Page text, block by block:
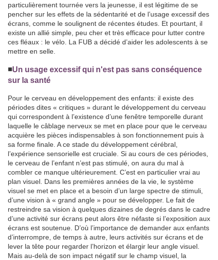
particulièrement tournée vers la jeunesse, il est légitime de se
pencher sur les effets de la sédentarité et de l’usage excessif des
écrans, comme le soulignent de récentes études. Et pourtant, il
existe un allié simple, peu cher et très efficace pour lutter contre
ces fléaux : le vélo. La FUB a décidé d’aider les adolescents à se
mettre en selle.
◾️Un usage excessif qui n'est pas sans conséquence
sur la santé
Pour le cerveau en développement des enfants: il existe des
périodes dites « critiques » durant le développement du cerveau
qui correspondent à l’existence d’une fenêtre temporelle durant
laquelle le câblage nerveux se met en place pour que le cerveau
acquière les pièces indispensables à son fonctionnement puis à
sa forme finale. A ce stade du développement cérébral,
l’expérience sensorielle est cruciale. Si au cours de ces périodes,
le cerveau de l’enfant n’est pas stimulé, on aura du mal à
combler ce manque ultérieurement. C’est en particulier vrai au
plan visuel. Dans les premières années de la vie, le système
visuel se met en place et a besoin d’un large spectre de stimuli,
d’une vision à « grand angle » pour se développer. Le fait de
restreindre sa vision à quelques dizaines de degrés dans le cadre
d’une activité sur écrans peut alors être néfaste si l’exposition aux
écrans est soutenue. D’où l’importance de demander aux enfants
d’interrompre, de temps à autre, leurs activités sur écrans et de
lever la tête pour regarder l’horizon et élargir leur angle visuel.
Mais au-delà de son impact négatif sur le champ visuel, la